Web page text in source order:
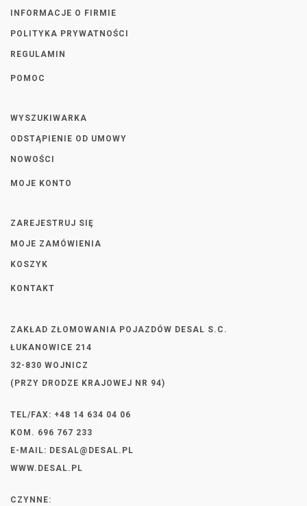
INFORMACJE O FIRMIE
POLITYKA PRYWATNOŚCI
REGULAMIN
POMOC
WYSZUKIWARKA
ODSTĄPIENIE OD UMOWY
NOWOŚCI
MOJE KONTO
ZAREJESTRUJ SIĘ
MOJE ZAMÓWIENIA
KOSZYK
KONTAKT
ZAKŁAD ZŁOMOWANIA POJAZDÓW DESAL S.C.
ŁUKANOWICE 214
32-830 WOJNICZ
(PRZY DRODZE KRAJOWEJ NR 94)
TEL/FAX: +48 14 634 04 06
KOM. 696 767 233
E-MAIL: DESAL@DESAL.PL
WWW.DESAL.PL
CZYNNE: